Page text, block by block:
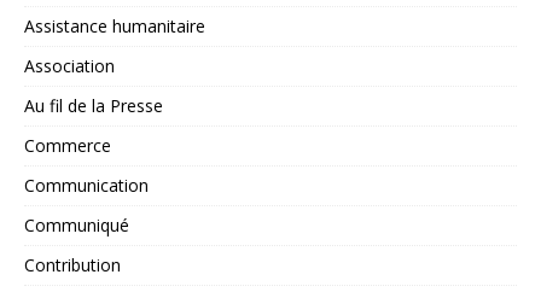
Assistance humanitaire
Association
Au fil de la Presse
Commerce
Communication
Communiqué
Contribution